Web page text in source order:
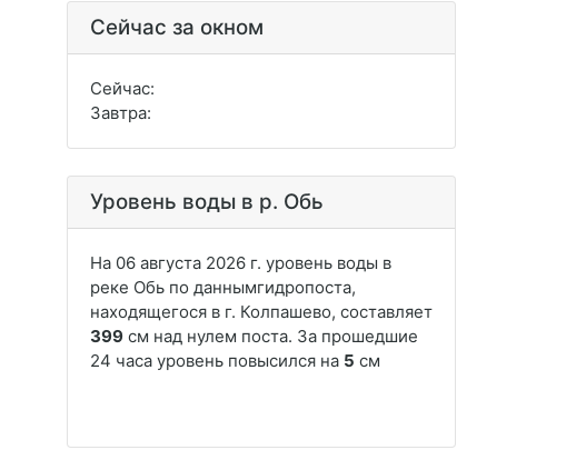
Сейчас за окном
Сейчас:
Завтра:
Уровень воды в р. Обь